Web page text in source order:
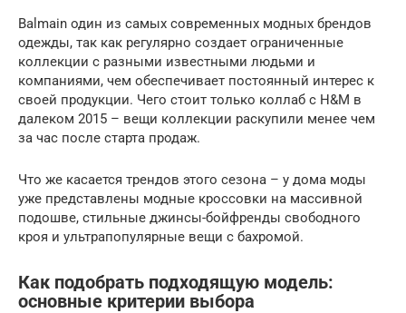
Balmain один из самых современных модных брендов
одежды, так как регулярно создает ограниченные
коллекции с разными известными людьми и
компаниями, чем обеспечивает постоянный интерес к
своей продукции. Чего стоит только коллаб с H&M в
далеком 2015 – вещи коллекции раскупили менее чем
за час после старта продаж.
Что же касается трендов этого сезона – у дома моды
уже представлены модные кроссовки на массивной
подошве, стильные джинсы-бойфренды свободного
кроя и ультрапопулярные вещи с бахромой.
Как подобрать подходящую модель:
основные критерии выбора